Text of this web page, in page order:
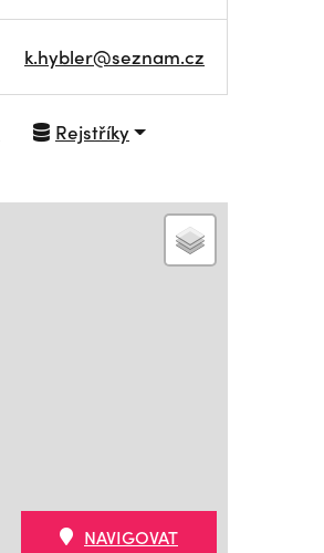
k.hybler@seznam.cz
Rejstříky
NAVIGOVAT